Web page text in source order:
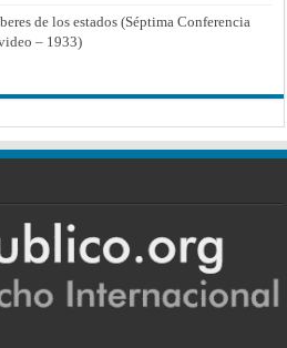
de los estados (Séptima Conferencia
– 1933)